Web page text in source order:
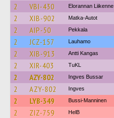
2 VBI-430 Elorannan Liikenne
2 XIB-902 Matka-Autot
2 AIP-50 Pekkala
2 JCZ-157 Lauhamo
2 XIB-913 Antti Kangas
2 XIR-403 TuKL
2 AZY-802 Ingves Bussar
2 AZY-802 Ingves
2 LYB-349 Bussi-Manninen
2 ZIZ-759 HelB